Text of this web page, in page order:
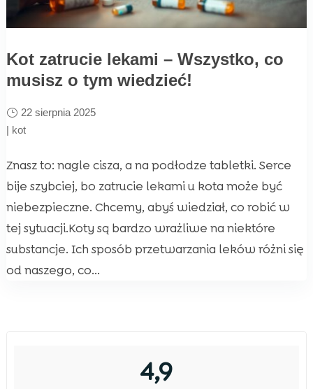
Kot zatrucie lekami – Wszystko, co
musisz o tym wiedzieć!
22 sierpnia 2025
| kot
Znasz to: nagle cisza, a na podłodze tabletki. Serce
bije szybciej, bo zatrucie lekami u kota może być
niebezpieczne. Chcemy, abyś wiedział, co robić w
tej sytuacji.Koty są bardzo wrażliwe na niektóre
substancje. Ich sposób przetwarzania leków różni się
od naszego, co...
4,9